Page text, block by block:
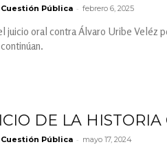
Cuestión Pública - febrero 6, 2025
juicio oral contra Álvaro Uribe Veléz
DE LA
Cuestión Pública - mayo 17, 2024